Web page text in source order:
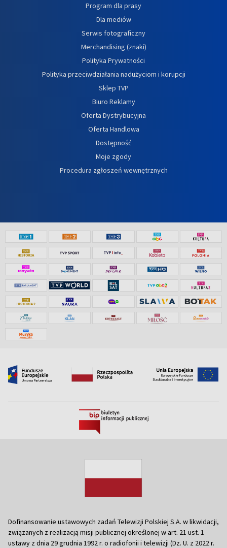
Program dla prasy
Dla mediów
Serwis fotograficzny
Merchandising (znaki)
Polityka Prywatności
Polityka przeciwdziałania nadużyciom i korupcji
Sklep TVP
Biuro Reklamy
Oferta Dystrybucyjna
Oferta Handlowa
Dostępność
Moje zgody
Procedura zgłoszeń wewnętrznych
Dofinansowanie ustawowych zadań Telewizji Polskiej S.A. w likwidacji,
związanych z realizacją misji publicznej określonej w art. 21 ust. 1
ustawy z dnia 29 grudnia 1992 r. o radiofonii i telewizji (Dz. U. z 2022 r.